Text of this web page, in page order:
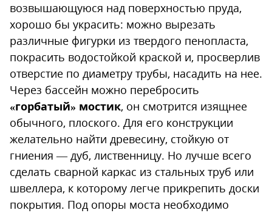
возвышающуюся над поверхностью пруда,
хорошо бы украсить: можно вырезать
различные фигурки из твердого пенопласта,
покрасить водостойкой краской и, просверлив
отверстие по диаметру трубы, насадить на нее.
Через бассейн можно перебросить
«горбатый» мостик, он смотрится изящнее
обычного, плоского. Для его конструкции
желательно найти древесину, стойкую от
гниения — дуб, лиственницу. Но лучше всего
сделать сварной каркас из стальных труб или
швеллера, к которому легче прикрепить доски
покрытия. Под опоры моста необходимо